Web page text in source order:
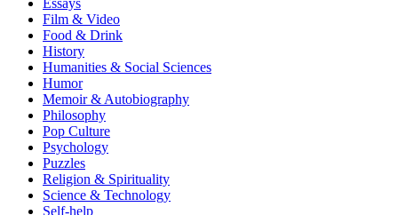
Essays
Film & Video
Food & Drink
History
Humanities & Social Sciences
Humor
Memoir & Autobiography
Philosophy
Pop Culture
Psychology
Puzzles
Religion & Spirituality
Science & Technology
Self-help